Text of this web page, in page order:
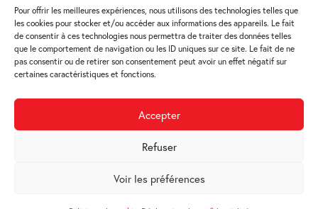
Pour offrir les meilleures expériences, nous utilisons des technologies telles que
les cookies pour stocker et/ou accéder aux informations des appareils. Le fait
de consentir à ces technologies nous permettra de traiter des données telles
que le comportement de navigation ou les ID uniques sur ce site. Le fait de ne
pas consentir ou de retirer son consentement peut avoir un effet négatif sur
certaines caractéristiques et fonctions.
Accepter
Refuser
Voir les préférences
Bibliothèque
Partenaires